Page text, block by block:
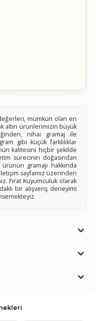
mümkün olan en
altın ürünlerimizin büyük
nihai gramaj ile
gibi küçük farklılıklar
kalitesini hiçbir şekilde
sürecinin doğasından
ürünün gramajı hakkında
sayfamız üzerinden
Fırat Kuyumculuk olarak
bir alışveriş deneyimi